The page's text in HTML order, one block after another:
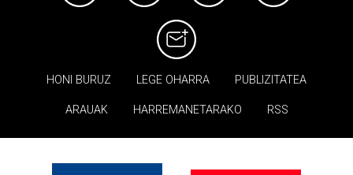
HONI BURUZ LEGE OHARRA PUBLIZITATEA
ARAUAK HARREMANETARAKO RSS